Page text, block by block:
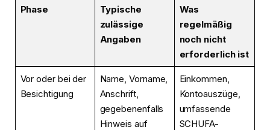
Phase
Typische
zulässige
Angaben
Was
regelmäßig
noch nicht
erforderlich ist
Vor oder bei der
Besichtigung
Name, Vorname,
Anschrift,
gegebenenfalls
Hinweis auf
Einkommen,
Kontoauszüge,
umfassende
SCHUFA-